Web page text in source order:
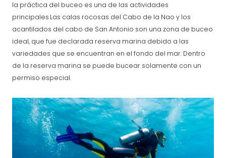
la práctica del buceo es una de las actividades
principales.Las calas rocosas del Cabo de la Nao y los
acantilados del cabo de San Antonio son una zona de buceo
ideal, que fue declarada reserva marina debido a las
variedades que se encuentran en el fondo del mar. Dentro
de la reserva marina se puede bucear solamente con un
permiso especial.